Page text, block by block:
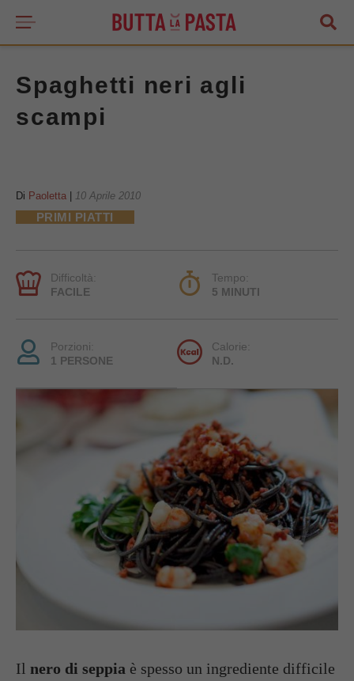
Spaghetti neri agli
scampi
Di Paoletta 10 Aprile 2010
PRIMI PIATTI
Difficoltà:
FACILE
Tempo:
5 MINUTI
Porzioni:
1 PERSONE
Calorie:
N.D.
Il nero di seppia è spesso un ingrediente difficile